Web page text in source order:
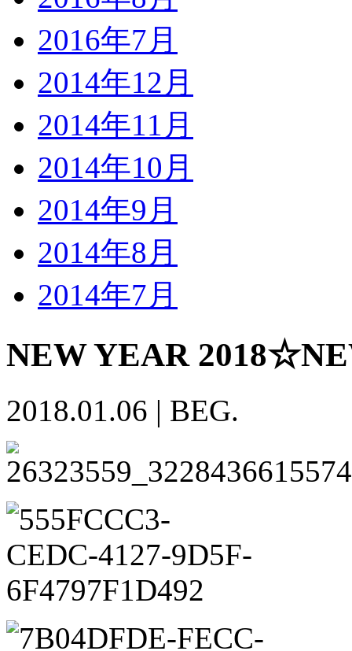
2016年7月
2014年12月
2014年11月
2014年10月
2014年9月
2014年8月
2014年7月
NEW YEAR
2018.01.06 | BEG.